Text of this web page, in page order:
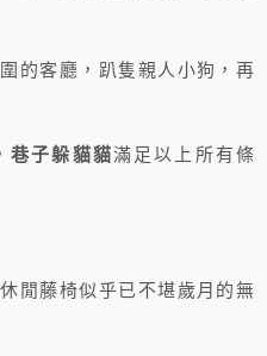
的客廳，趴隻親人小狗，再
巷子躲貓貓滿足以上所有條
閒藤椅似乎已不堪歲月的無